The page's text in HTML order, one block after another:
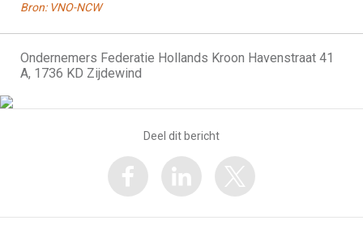
Bron: VNO-NCW
Ondernemers Federatie Hollands Kroon Havenstraat 41
A, 1736 KD Zijdewind
Deel dit bericht